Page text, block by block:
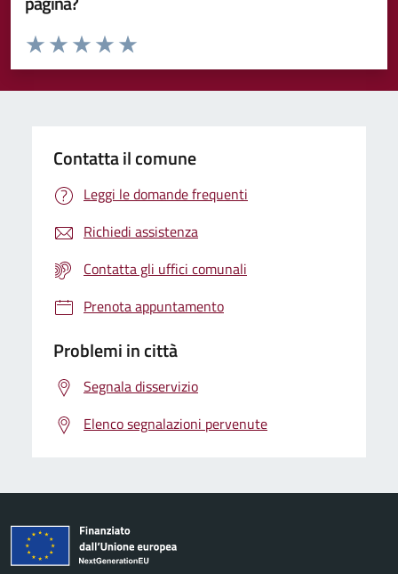
Valuta da 1 a 5 stelle la pagina
Valuta 5 stelle su 5
Valuta 4 stelle su 5
Valuta 3 stelle su 5
Valuta 2 stelle su 5
Valuta 1 stelle su 5
Contatta il comune
Leggi le domande frequenti
Richiedi assistenza
Contatta gli uffici comunali
Prenota appuntamento
Problemi in città
Segnala disservizio
Elenco segnalazioni pervenute